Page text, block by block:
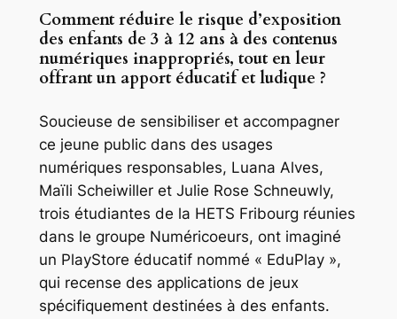
Comment réduire le risque d’exposition
des enfants de 3 à 12 ans à des contenus
numériques inappropriés, tout en leur
offrant un apport éducatif et ludique ?
Soucieuse de sensibiliser et accompagner
ce jeune public dans des usages
numériques responsables, Luana Alves,
Maïli Scheiwiller et Julie Rose Schneuwly,
trois étudiantes de la HETS Fribourg réunies
dans le groupe Numéricoeurs, ont imaginé
un PlayStore éducatif nommé « EduPlay »,
qui recense des applications de jeux
spécifiquement destinées à des enfants.